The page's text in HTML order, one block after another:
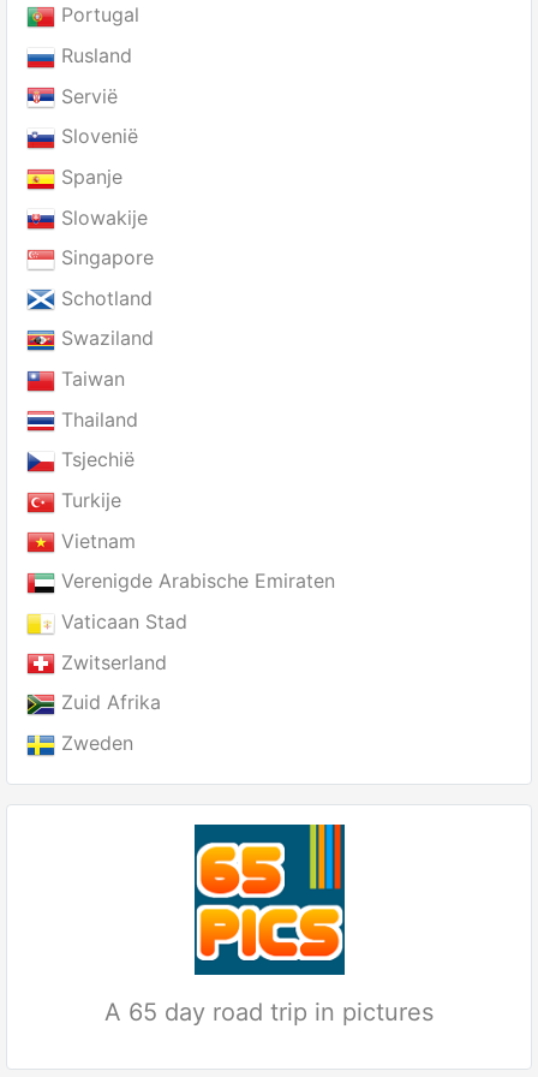
Portugal
Rusland
Servië
Slovenië
Spanje
Slowakije
Singapore
Schotland
Swaziland
Taiwan
Thailand
Tsjechië
Turkije
Vietnam
Verenigde Arabische Emiraten
Vaticaan Stad
Zwitserland
Zuid Afrika
Zweden
A 65 day road trip in pictures